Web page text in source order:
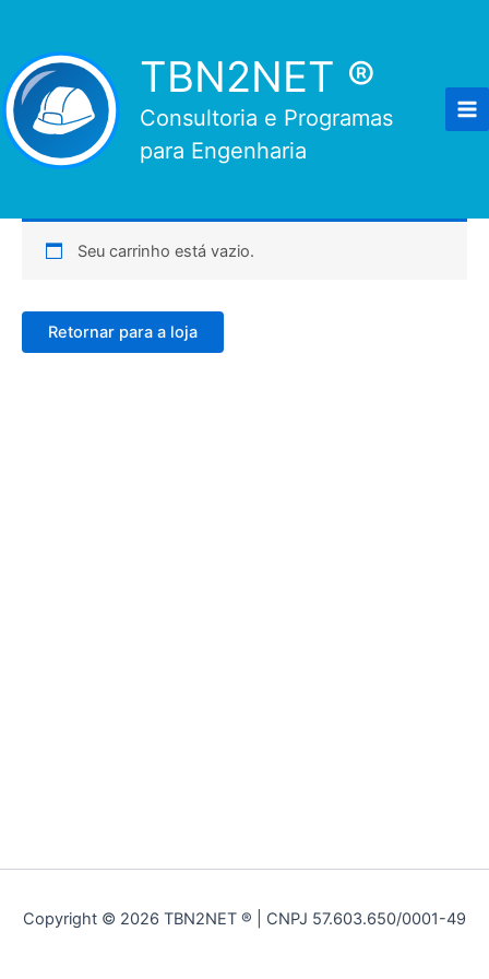
conteúdo
TBN2NET ®
Consultoria e Programas
para Engenharia
Seu carrinho está vazio.
Retornar para a loja
Copyright © 2026 TBN2NET ® | CNPJ 57.603.650/0001-49